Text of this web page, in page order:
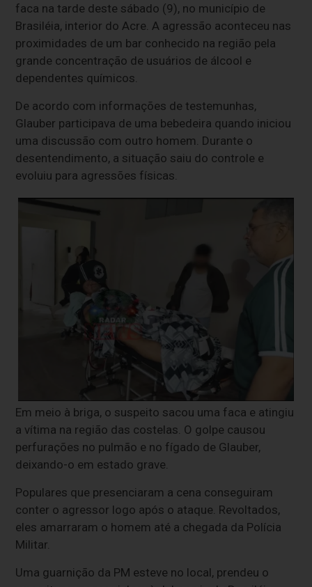
faca na tarde deste sábado (9), no município de
Brasiléia, interior do Acre. A agressão aconteceu nas
proximidades de um bar conhecido na região pela
grande concentração de usuários de álcool e
dependentes químicos.
De acordo com informações de testemunhas,
Glauber participava de uma bebedeira quando iniciou
uma discussão com outro homem. Durante o
desentendimento, a situação saiu do controle e
evoluiu para agressões físicas.
Em meio à briga, o suspeito sacou uma faca e atingiu
a vítima na região das costelas. O golpe causou
perfurações no pulmão e no fígado de Glauber,
deixando-o em estado grave.
Populares que presenciaram a cena conseguiram
conter o agressor logo após o ataque. Revoltados,
eles amarraram o homem até a chegada da Polícia
Militar.
Uma guarnição da PM esteve no local, prendeu o